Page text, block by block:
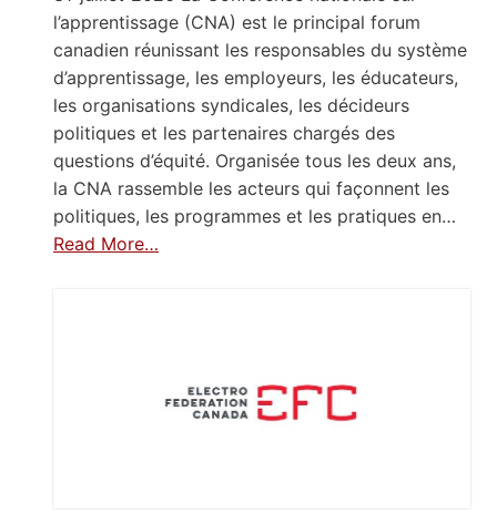
l’apprentissage (CNA) est le principal forum
canadien réunissant les responsables du système
d’apprentissage, les employeurs, les éducateurs,
les organisations syndicales, les décideurs
politiques et les partenaires chargés des
questions d’équité. Organisée tous les deux ans,
la CNA rassemble les acteurs qui façonnent les
politiques, les programmes et les pratiques en…
Read More…